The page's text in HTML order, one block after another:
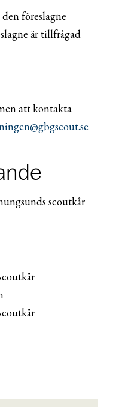
föreslagne
är tillfrågad
att kontakta
scoutkår